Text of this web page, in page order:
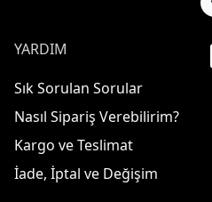
YARDIM
Sık Sorulan Sorular
Nasıl Sipariş Verebilirim?
Kargo ve Teslimat
İade, İptal ve Değişim